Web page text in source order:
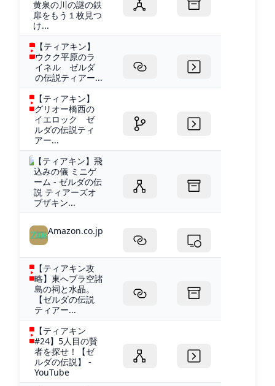
黄泉の川の謎の鉄
扉をもう１枚見つ
け...
【ティアキン】
ウクク平原のラ
イネル ゼルダ
の伝説ティアー...
【ティアキン】
グリオー橋西の
イエロック ゼ
ルダの伝説ティ
アー...
【ティアキン】飛
込みの儀 ミニゲ
ーム - ゼルダの伝
説 ティアーズオ
ブザキン...
Amazon.co.jp
【ティアキン攻
略】東へブラ空諸
島の祠と水晶。
【ゼルダの伝説
ティアー...
【ティアキン
#24】5人目の賢
者を探せ！【ゼ
ルダの伝説】 -
YouTube